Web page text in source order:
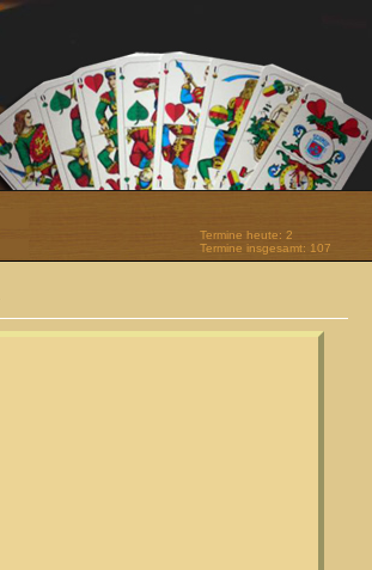
Termine heute: 2
Termine insgesamt: 107